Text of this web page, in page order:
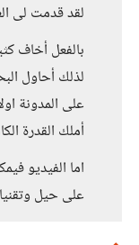
لقد قدمت لى
بالفعل أخاف
لذلك أحاول
على المدونة
أملك القدرة
اما الفيديو
على حيل